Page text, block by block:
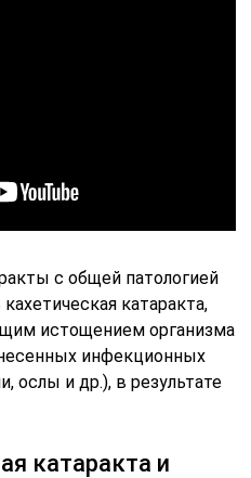
с общей патологией
катаракта,
истощением организма
инфекционных
ослы и др.), в результате
катаракта и